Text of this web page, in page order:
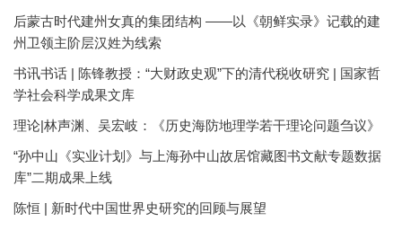
后蒙古时代建州女真的集团结构 ——以《朝鲜实录》记载的建
州卫领主阶层汉姓为线索
书讯书话 | 陈锋教授：“大财政史观”下的清代税收研究 | 国家哲
学社会科学成果文库
理论|林声渊、吴宏岐：《历史海防地理学若干理论问题刍议》
“孙中山《实业计划》与上海孙中山故居馆藏图书文献专题数据
库”二期成果上线
陈恒 | 新时代中国世界史研究的回顾与展望